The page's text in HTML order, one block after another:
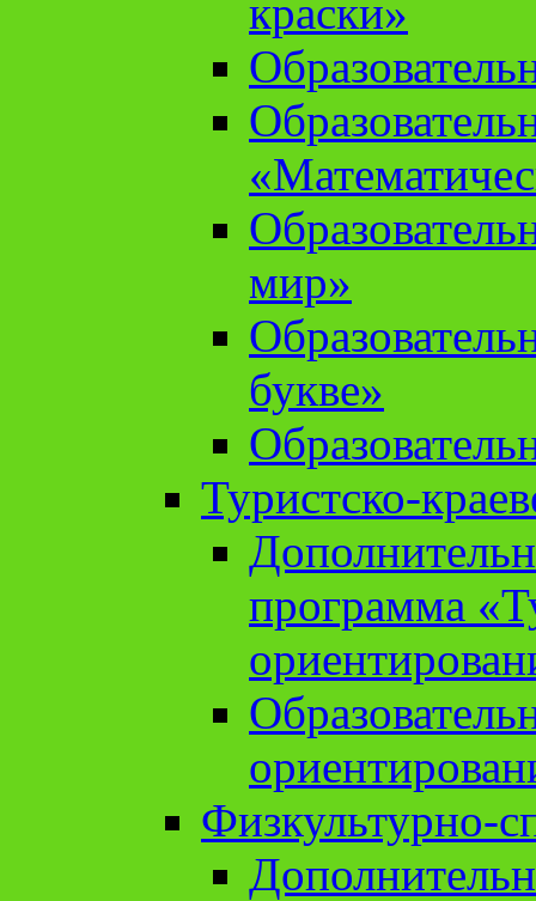
краски»
мир»
букве»
Туристско-
программа
Физкультурно-